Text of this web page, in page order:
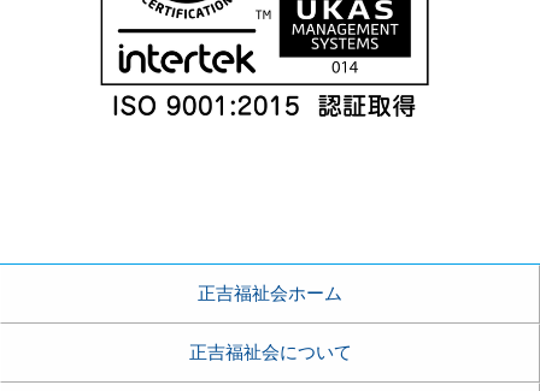
正吉福祉会ホーム
正吉福祉会について